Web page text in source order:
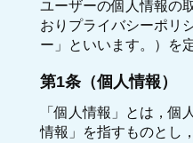
ユーザーの個人情報の
おりプライバシーポリ
ー」といいます。）を
第1条（個人情報）
「個人情報」とは，個
情報」を指すものとし